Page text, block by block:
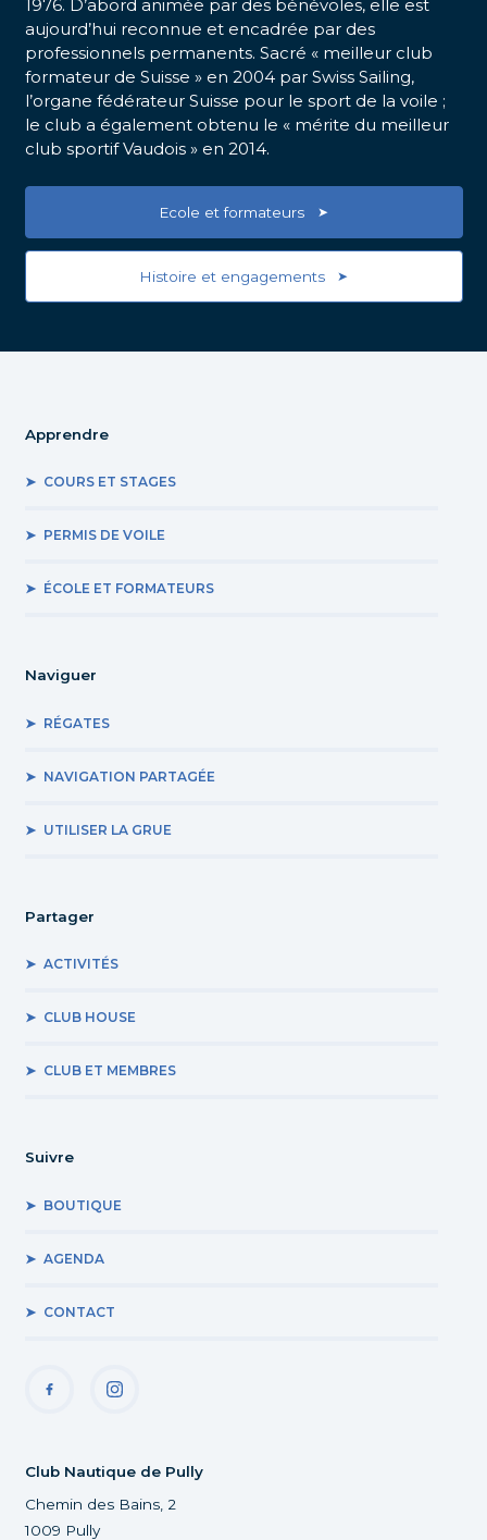
1976. D’abord animée par des bénévoles, elle est
aujourd’hui reconnue et encadrée par des
professionnels permanents. Sacré « meilleur club
formateur de Suisse » en 2004 par Swiss Sailing,
l’organe fédérateur Suisse pour le sport de la voile ;
le club a également obtenu le « mérite du meilleur
club sportif Vaudois » en 2014.
Ecole et formateurs
Histoire et engagements
Apprendre
COURS ET STAGES
PERMIS DE VOILE
ÉCOLE ET FORMATEURS
Naviguer
RÉGATES
NAVIGATION PARTAGÉE
UTILISER LA GRUE
Partager
ACTIVITÉS
CLUB HOUSE
CLUB ET MEMBRES
Suivre
BOUTIQUE
AGENDA
CONTACT
Club Nautique de Pully
Chemin des Bains, 2
1009 Pully